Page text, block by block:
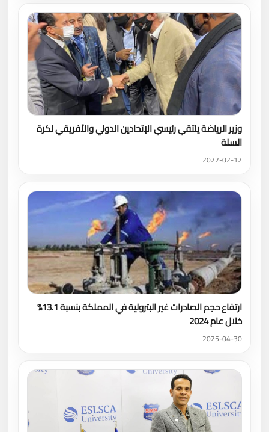
وزير الرياضة يلتقي رئيسي الإتحادين الدولي والأفريقي لكرة
السلة
2022-02-12
ارتفاع حجم الصادرات غير البترولية في المملكة بنسبة 13.1%
خلال عام 2024
2025-04-30